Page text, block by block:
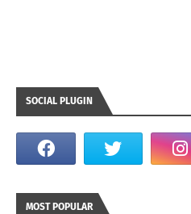
SOCIAL PLUGIN
MOST POPULAR